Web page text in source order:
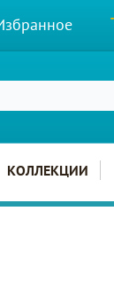
КОЛЛЕКЦИИ